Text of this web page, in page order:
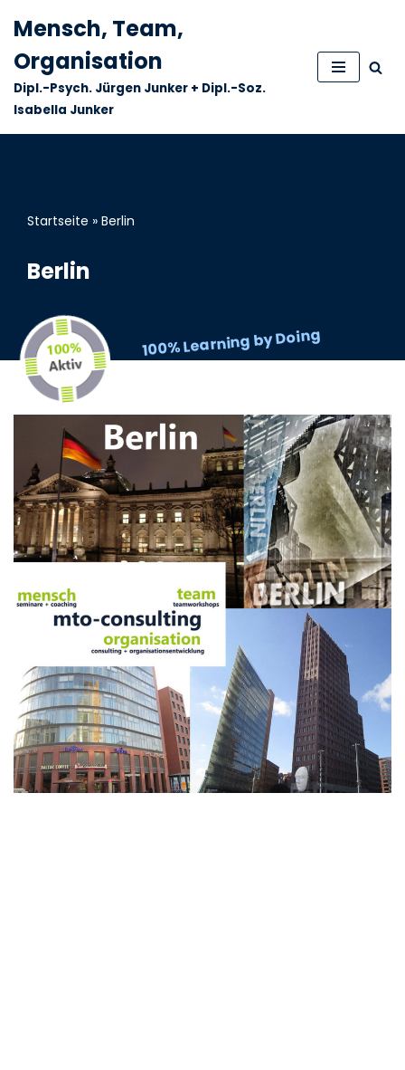
Zum
Inhalt
springen
Mensch, Team,
Organisation
Dipl.-Psych. Jürgen Junker + Dipl.-Soz.
Isabella Junker
100% Learning by Doing
Startseite » Berlin
Berlin